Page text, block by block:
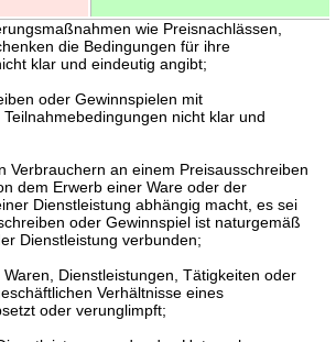
wie Preisnachlässen,
die Bedingungen für ihre
klar und eindeutig angibt;
oder Gewinnspielen mit
nicht klar und
Verbrauchern an einem Preisausschreiben
dem Erwerb einer Ware oder der
Dienstleistung abhängig macht, es sei
oder Gewinnspiel ist naturgemäß
Dienstleistung verbunden;
Dienstleistungen, Tätigkeiten oder
Verhältnisse eines
oder verunglimpft;